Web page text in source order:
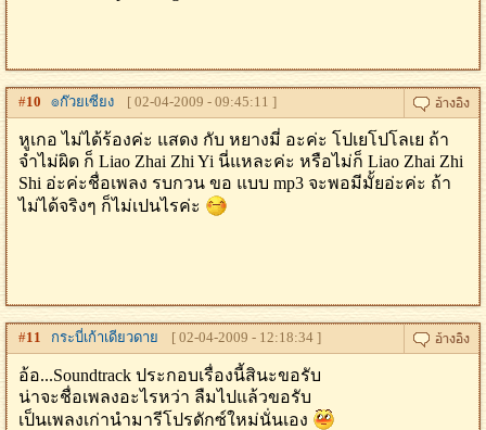
#10 ๏ก๊วยเซียง [ 02-04-2009 - 09:45:11 ]
หูเกอ ไม่ได้ร้องค่ะ แสดง กับ หยางมี่ อะค่ะ โปเยโปโลเย ถ้า
จำไม่ผิด ก็ Liao Zhai Zhi Yi นี่แหละค่ะ หรือไม่ก็ Liao Zhai Zhi
Shi อ่ะค่ะชื่อเพลง รบกวน ขอ แบบ mp3 จะพอมีมั้ยอ่ะค่ะ ถ้า
ไม่ได้จริงๆ ก็ไม่เปนไรค่ะ
#11 กระบี่เก้าเดียวดาย [ 02-04-2009 - 12:18:34 ]
อ้อ...Soundtrack ประกอบเรื่องนี้สินะขอรับ
น่าจะชื่อเพลงอะไรหว่า ลืมไปแล้วขอรับ
เป็นเพลงเก่านำมารีโปรดักซ์ใหม่นั่นเอง